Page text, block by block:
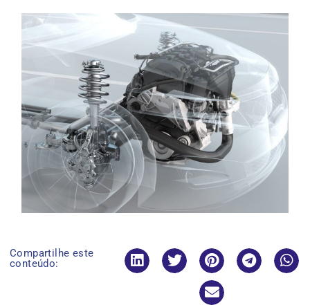
Compartilhe este
conteúdo: